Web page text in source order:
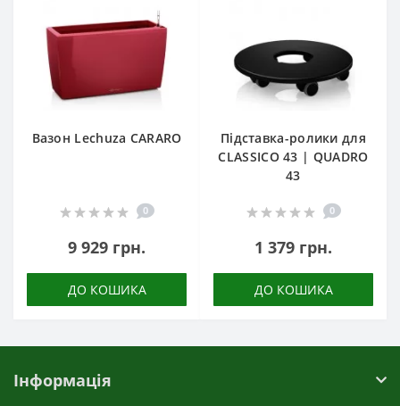
Вазон Lechuza CARARO
0
9 929 грн.
ДО КОШИКА
Підставка-ролики для
CLASSICO 43 | QUADRO
43
0
1 379 грн.
ДО КОШИКА
Інформація